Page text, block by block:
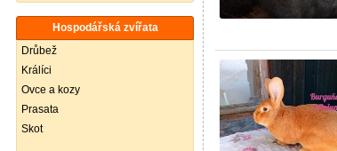
Hospodářská zvířata
Drůbež
Králíci
Ovce a kozy
Prasata
Skot